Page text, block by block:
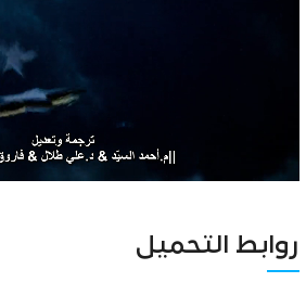
Unmute Settings
روابط التحميل